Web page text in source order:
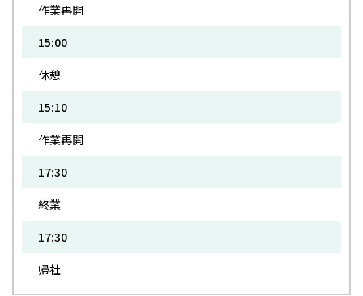
作業再開
15:00
休憩
15:10
作業再開
17:30
終業
17:30
帰社